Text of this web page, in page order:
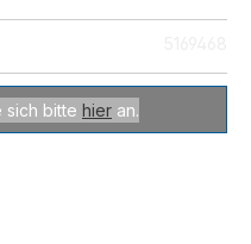
sich bitte hier an.